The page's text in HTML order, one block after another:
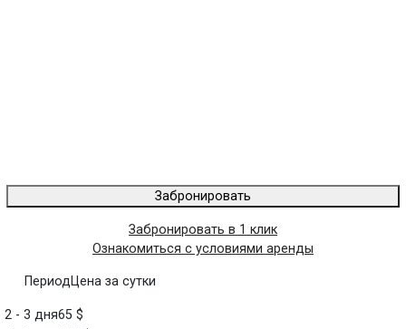
Забронировать
Забронировать в 1 клик
Ознакомиться с условиями аренды
ПериодЦена за сутки
2 - 3 дня65 $